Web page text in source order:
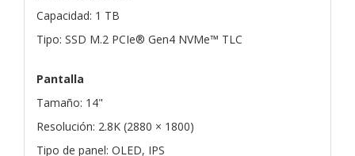
Capacidad: 1 TB
Tipo: SSD M.2 PCIe® Gen4 NVMe™ TLC
Pantalla
Tamaño: 14"
Resolución: 2.8K (2880 × 1800)
Tipo de panel: OLED, IPS